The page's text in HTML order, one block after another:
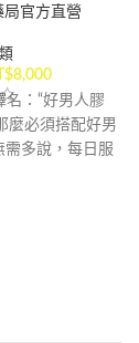
官方直營
8,000
：“好男人膠
麼必須搭配好男
需多說，每日服